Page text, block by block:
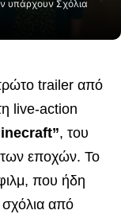
υπάρχουν Σχόλια
trailer από
live-action
, του
εποχών. Το
που ήδη
σχόλια από